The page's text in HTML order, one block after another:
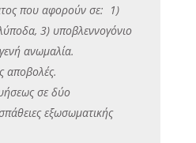
που αφορούν σε: 1)
3) υποβλεννογόνιο
ανωμαλία.
αποβολές.
σε δύο
εξωσωματικής